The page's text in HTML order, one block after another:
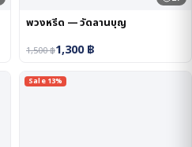
พวงหรีด — วัดลานบุญ
1,500฿1,300฿
Sale 13%